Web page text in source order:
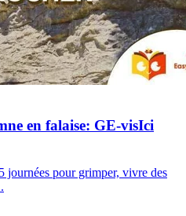
en falaise: GE-visIci
journées pour grimper, vivre des